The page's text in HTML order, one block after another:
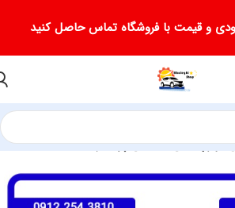
و قیمت با فروشگاه تماس حاصل کنید
لوازم یدکی فیدلیتی پرستیژ